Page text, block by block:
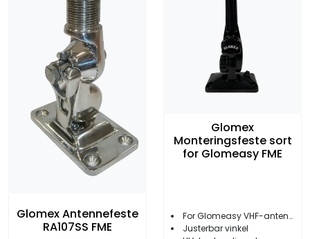
Glomex Antennefeste
RA107SS FME
Glomex
Monteringsfeste sort
for Glomeasy FME
For Glomeasy VHF-antenner
Justerbar vinkel